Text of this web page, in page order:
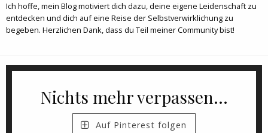
Ich hoffe, mein Blog motiviert dich dazu, deine eigene Leidenschaft zu
entdecken und dich auf eine Reise der Selbstverwirklichung zu
begeben. Herzlichen Dank, dass du Teil meiner Community bist!
Nichts mehr verpassen...
Auf Pinterest folgen